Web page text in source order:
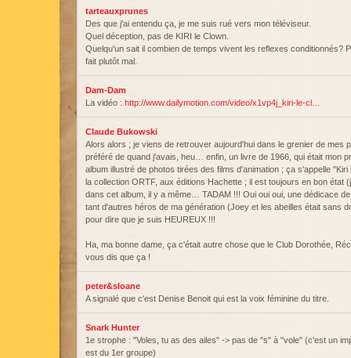
tarteauxprunes
Des que j'ai entendu ça, je me suis rué vers mon téléviseur.
Quel déception, pas de KIRI le Clown.
Quelqu'un sait il combien de temps vivent les reflexes conditionnés?
fait plutôt mal.
Dam-Dam
La vidéo : http://www.dailymotion.com/video/x1vp4j_kiri-le-cl…
Claude Bukowski
Alors alors ; je viens de retrouver aujourd'hui dans le grenier de mes
préféré de quand j'avais, heu… enfin, un livre de 1966, qui était mon
album illustré de photos tirées des films d'animation ; ça s'appelle
la collection ORTF, aux éditions Hachette ; il est toujours en bon état
dans cet album, il y a même… TADAM !!! Oui oui oui, une dédicace
tant d'autres héros de ma génération (Joey et les abeilles était sans
pour dire que je suis HEUREUX !!!
Ha, ma bonne dame, ça c'était autre chose que le Club Dorothée,
vous dis que ça !
peter&sloane
A signalé que c'est Denise Benoit qui est la voix féminine du titre.
Snark Hunter
1e strophe : "Voles, tu as des ailes" -> pas de "s" à "vole" (c'est un
est du 1er groupe)